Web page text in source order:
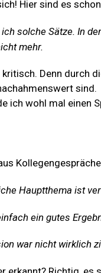
Hier sind es
solche Sätze. In
mehr.
kritisch. Denn durch
ich wohl mal einen
Hauptthema ist
ein gutes
war nicht wirklich